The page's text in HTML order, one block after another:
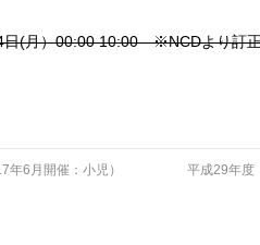
日(月）00:0010:00 ※NCDより訂正
年6月開催：小児）
平成29年度